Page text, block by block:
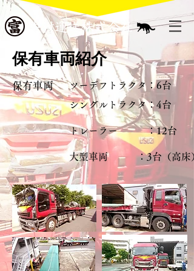
​保有車両紹介
保有車両ツーデフトラクタ：6台
シングルトラクタ：4台
トレーラー ：12台
大型車両 ：3台（高床